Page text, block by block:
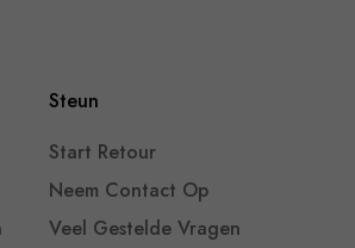
Steun
Start Retour
Neem Contact Op
Veel Gestelde Vragen